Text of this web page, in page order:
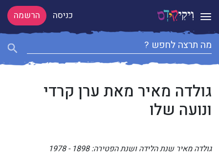
Toggle navigation כניסה הרשמה
גולדה מאיר מאת ערן קרדי
ונועה שלו
גולדה מאיר שנת הלידה ושנת הפטירה: 1898 - 1978